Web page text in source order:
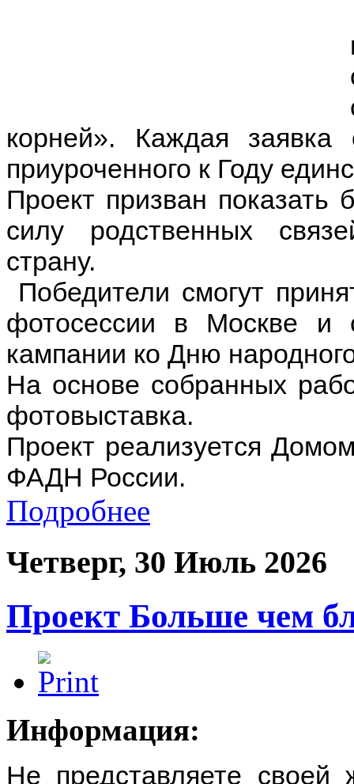
корней». Каждая заявка
приуроченного к Году
Проект призван показать
силу родственных
страну.
Победители смогут
фотосессии в Москве и
кампании ко Дню
На основе собранных
фотовыставка.
Проект реализуется
ФАДН России.
Подробнее
Четверг, 30 Июль 2026
Проект Больше чем
Информация:
Не представляете своей